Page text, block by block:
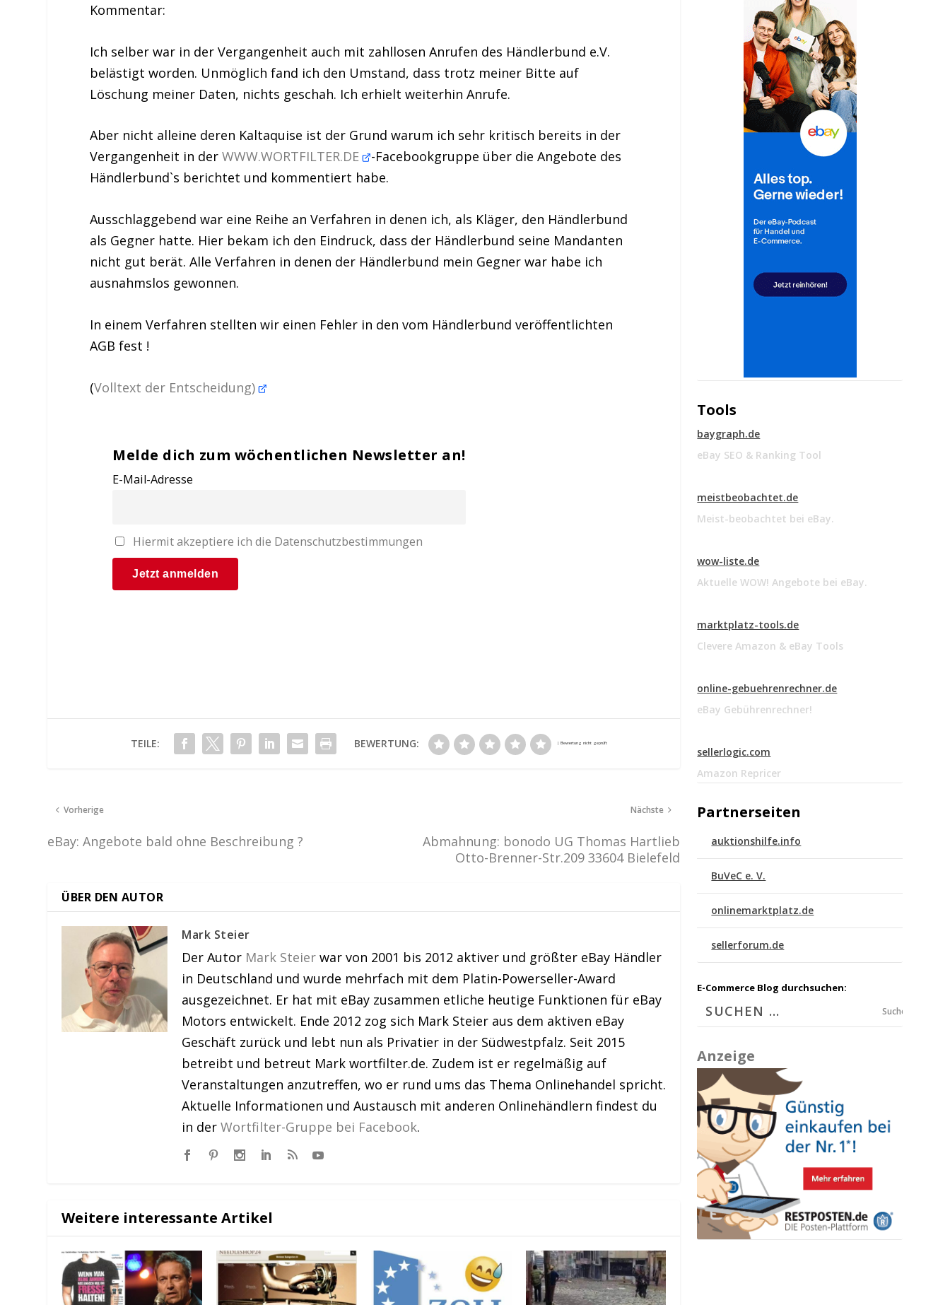
Kommentar:
Ich selber war in der Vergangenheit auch mit zahllosen Anrufen des Händlerbund e.V.
belästigt worden. Unmöglich fand ich den Umstand, dass trotz meiner Bitte auf
Löschung meiner Daten, nichts geschah. Ich erhielt weiterhin Anrufe.
Aber nicht alleine deren Kaltaquise ist der Grund warum ich sehr kritisch bereits in der
Vergangenheit in derWWW.WORTFILTER.DE
-Facebookgruppe über die Angebote des
Händlerbund`s berichtet und kommentiert habe.
Ausschlaggebend war eine Reihe an Verfahren in denen ich, als Kläger, den Händlerbund
als Gegner hatte. Hier bekam ich den Eindruck, dass der Händlerbund seine Mandanten
nicht gut berät. Alle Verfahren in denen der Händlerbund mein Gegner war habe ich
ausnahmslos gewonnen.
In einem Verfahren stellten wir einen Fehler in den vom Händlerbund veröffentlichten
AGB fest !
(Volltext der Entscheidung)
Melde dich zum wöchentlichen Newsletter an!
E-Mail-Adresse
Hiermit akzeptiere ich die Datenschutzbestimmungen
TEILE: BEWERTUNG:
Vorherige
eBay: Angebote bald ohne Beschreibung ?
Nächste
Abmahnung: bonodo UG Thomas Hartlieb
Otto-Brenner-Str.209 33604 Bielefeld
ÜBER DEN AUTOR
Mark Steier
Der Autor Mark Steier war von 2001 bis 2012 aktiver und größter eBay Händler
in Deutschland und wurde mehrfach mit dem Platin-Powerseller-Award
ausgezeichnet. Er hat mit eBay zusammen etliche heutige Funktionen für eBay
Motors entwickelt. Ende 2012 zog sich Mark Steier aus dem aktiven eBay
Geschäft zurück und lebt nun als Privatier in der Südwestpfalz. Seit 2015
betreibt und betreut Mark wortfilter.de. Zudem ist er regelmäßig auf
Veranstaltungen anzutreffen, wo er rund ums das Thema Onlinehandel spricht.
Aktuelle Informationen und Austausch mit anderen Onlinehändlern findest du
in derWortfilter-Gruppe bei Facebook.
Weitere interessante Artikel
Tools
baygraph.de
eBay SEO & Ranking Tool
meistbeobachtet.de
Meist-beobachtet bei eBay.
wow-liste.de
Aktuelle WOW! Angebote bei eBay.
marktplatz-tools.de
Clevere Amazon & eBay Tools
online-gebuehrenrechner.de
eBay Gebührenrechner!
sellerlogic.com
Amazon Repricer
Partnerseiten
auktionshilfe.info
BuVeC e. V.
onlinemarktplatz.de
sellerforum.de
E-Commerce Blog durchsuchen:
Suchen
Anzeige